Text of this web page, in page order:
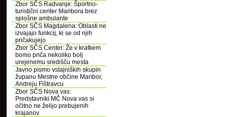
Zbor SČS Radvanje: Športno-
turistični center Maribora brez
splošne ambulante
Zbor SČS Magdalena: Oblasti ne
izvajajo funkcij, ki se od njih
pričakujejo
Zbor SČS Center: Že v kratkem
bomo priča nekoliko bolj
urejenemu središču mesta
Javno pismo vstajniških skupin
županu Mestne občine Maribor,
Andreju Fištravcu
Zbor SČS Nova vas:
Predstavniki MČ Nova vas si
očitno ne želijo prebujenih
krajanov